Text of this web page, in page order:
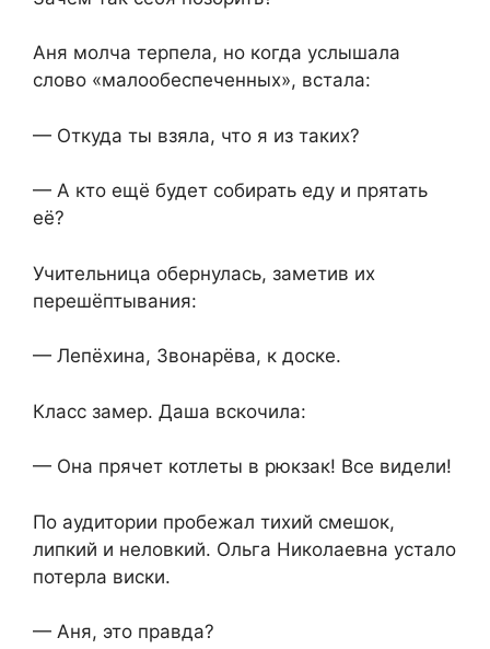
Аня молча терпела, но когда услышала
слово «малообеспеченных», встала:
— Откуда ты взяла, что я из таких?
— А кто ещё будет собирать еду и прятать
её?
Учительница обернулась, заметив их
перешёптывания:
— Лепёхина, Звонарёва, к доске.
Класс замер. Даша вскочила:
— Она прячет котлеты в рюкзак! Все видели!
По аудитории пробежал тихий смешок,
липкий и неловкий. Ольга Николаевна устало
потерла виски.
— Аня, это правда?